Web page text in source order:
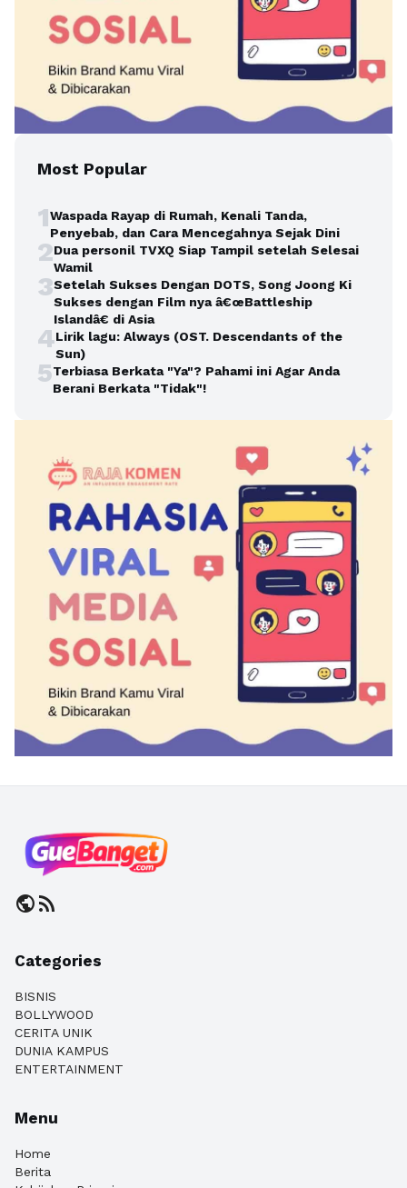
Most Popular
1Waspada Rayap di Rumah, Kenali Tanda,
Penyebab, dan Cara Mencegahnya Sejak Dini
2Dua personil TVXQ Siap Tampil setelah Selesai
Wamil
3Setelah Sukses Dengan DOTS, Song Joong Ki
Sukses dengan Film nya â€œBattleship
Islandâ€ di Asia
4Lirik lagu: Always (OST. Descendants of the
Sun)
5Terbiasa Berkata "Ya"? Pahami ini Agar Anda
Berani Berkata "Tidak"!
publicrss_feed
Categories
BISNIS
BOLLYWOOD
CERITA UNIK
DUNIA KAMPUS
ENTERTAINMENT
Menu
Home
Berita